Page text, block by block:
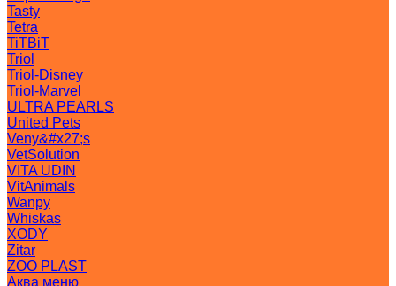
Tasty
Tetra
TiTBiT
Triol
Triol-Disney
Triol-Marvel
ULTRA PEARLS
United Pets
Veny&#x27;s
VetSolution
VITA UDIN
VitAnimals
Wanpy
Whiskas
XODY
Zitar
ZOO PLAST
Аква меню